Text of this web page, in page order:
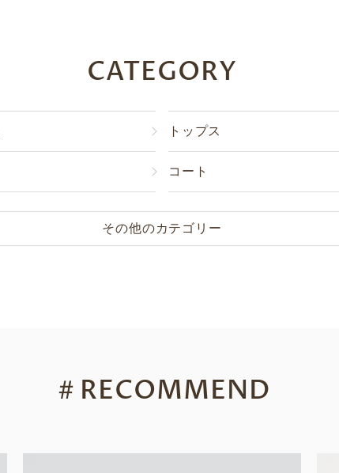
CATEGORY
トップス
コート
その他のカテゴリー
＃ RECOMMEND